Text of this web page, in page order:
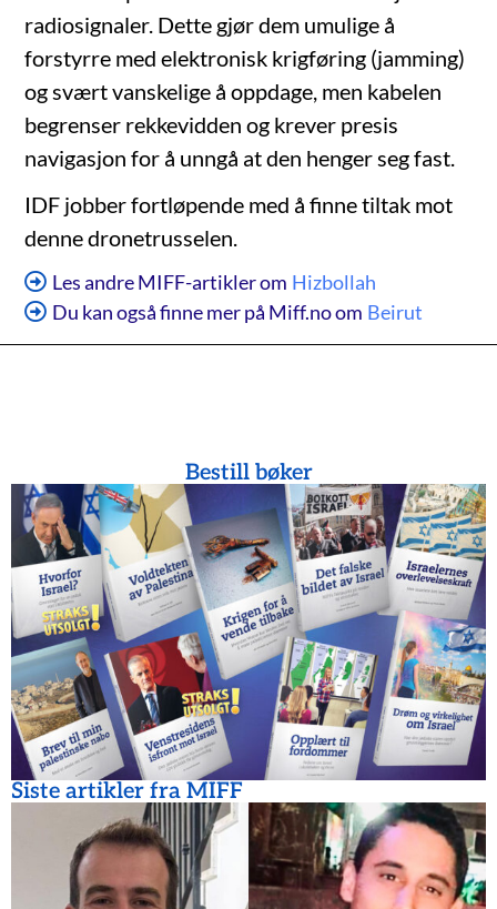
radiosignaler. Dette gjør dem umulige å
forstyrre med elektronisk krigføring (jamming)
og svært vanskelige å oppdage, men kabelen
begrenser rekkevidden og krever presis
navigasjon for å unngå at den henger seg fast.
IDF jobber fortløpende med å finne tiltak mot
denne dronetrusselen.
Les andre MIFF-artikler om Hizbollah
Du kan også finne mer på Miff.no om Beirut
Bestill bøker
Siste artikler fra MIFF